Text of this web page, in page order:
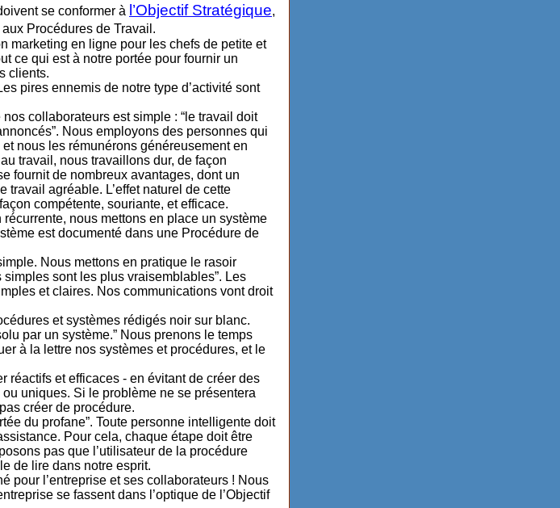
se conformer à l’Objectif Stratégique,
aux Procédures de Travail.
marketing en ligne pour les chefs de petite et
ce qui est à notre portée pour fournir un
clients.
pires ennemis de notre type d’activité sont
collaborateurs est simple : “le travail doit
Nous employons des personnes qui
nous les rémunérons généreusement en
travail, nous travaillons dur, de façon
fournit de nombreux avantages, dont un
travail agréable. L’effet naturel de cette
compétente, souriante, et efficace.
nous mettons en place un système
est documenté dans une Procédure de
Nous mettons en pratique le rasoir
simples sont les plus vraisemblables”. Les
et claires. Nos communications vont droit
et systèmes rédigés noir sur blanc.
par un système.” Nous prenons le temps
à la lettre nos systèmes et procédures, et le
réactifs et efficaces - en évitant de créer des
uniques. Si le problème ne se présentera
créer de procédure.
du profane”. Toute personne intelligente doit
Pour cela, chaque étape doit être
pas que l’utilisateur de la procédure
de lire dans notre esprit.
pour l’entreprise et ses collaborateurs ! Nous
se fassent dans l’optique de l’Objectif